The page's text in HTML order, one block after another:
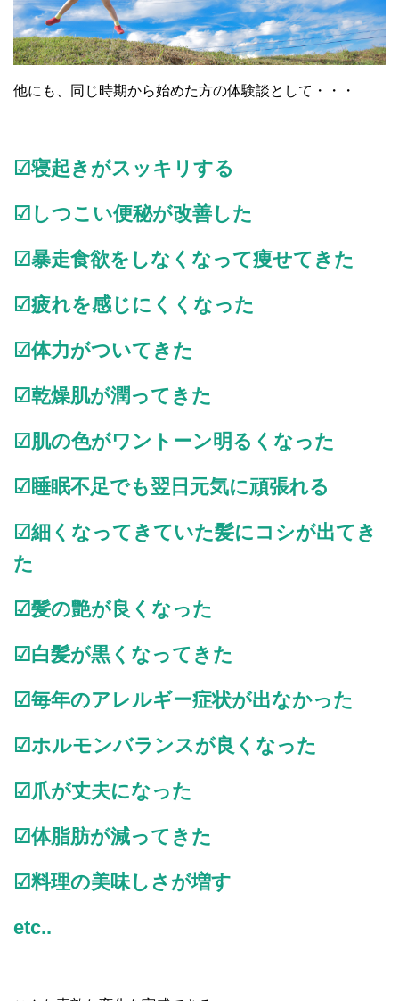
他にも、同じ時期から始めた方の体験談として・・・
☑寝起きがスッキリする
☑しつこい便秘が改善した
☑暴走食欲をしなくなって痩せてきた
☑疲れを感じにくくなった
☑体力がついてきた
☑乾燥肌が潤ってきた
☑肌の色がワントーン明るくなった
☑睡眠不足でも翌日元気に頑張れる
☑細くなってきていた髪にコシが出てき
た
☑髪の艶が良くなった
☑白髪が黒くなってきた
☑毎年のアレルギー症状が出なかった
☑ホルモンバランスが良くなった
☑爪が丈夫になった
☑体脂肪が減ってきた
☑料理の美味しさが増す
etc..